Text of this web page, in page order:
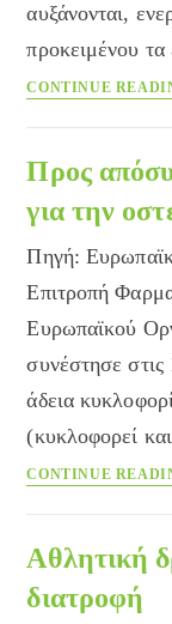
αυξάνονται,
προκειμένου
CONTINUE
Προς
για την
Πηγή:
Επιτροπή
Ευρωπαϊκού
συνέστησε
άδεια
(κυκλοφορεί
CONTINUE
Αθλητική
διατροφή